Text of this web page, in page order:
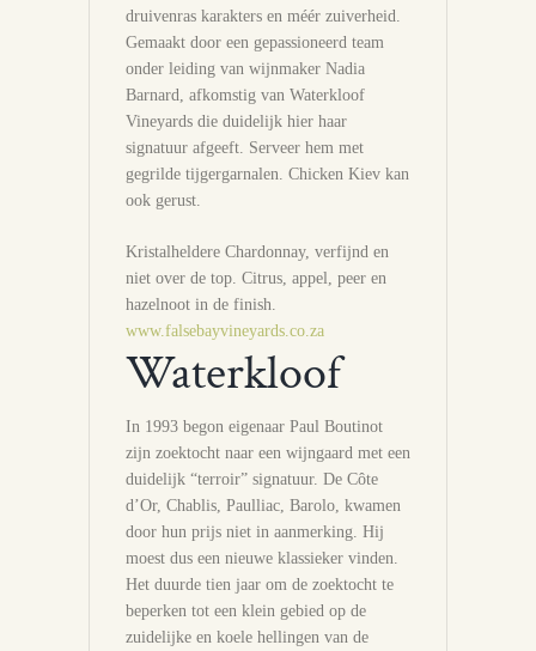
druivenras karakters en méér zuiverheid.
Gemaakt door een gepassioneerd team
onder leiding van wijnmaker Nadia
Barnard, afkomstig van Waterkloof
Vineyards die duidelijk hier haar
signatuur afgeeft. Serveer hem met
gegrilde tijgergarnalen. Chicken Kiev kan
ook gerust.
Kristalheldere Chardonnay, verfijnd en
niet over de top. Citrus, appel, peer en
hazelnoot in de finish.
www.falsebayvineyards.co.za
Waterkloof
In 1993 begon eigenaar Paul Boutinot
zijn zoektocht naar een wijngaard met een
duidelijk “terroir” signatuur. De Côte
d’Or, Chablis, Paulliac, Barolo, kwamen
door hun prijs niet in aanmerking. Hij
moest dus een nieuwe klassieker vinden.
Het duurde tien jaar om de zoektocht te
beperken tot een klein gebied op de
zuidelijke en koele hellingen van de